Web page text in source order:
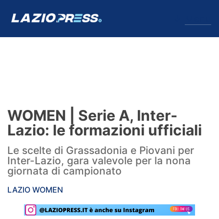
Formello
Infortuni
Primavera
Calciomercato
Lazio Women
WOMEN | Serie A, Inter-
Lazio: le formazioni ufficiali
Le scelte di Grassadonia e Piovani per
Inter-Lazio, gara valevole per la nona
giornata di campionato
LAZIO WOMEN